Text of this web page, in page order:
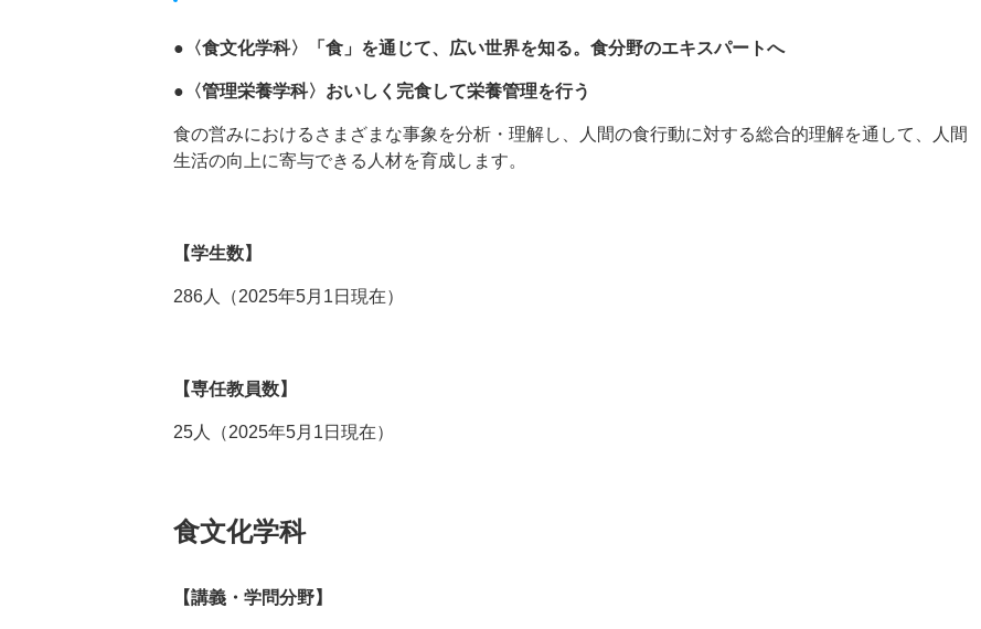
●〈食文化学科〉「食」を通じて、広い世界を知る。食分野のエキスパートへ
●〈管理栄養学科〉おいしく完食して栄養管理を行う
食の営みにおけるさまざまな事象を分析・理解し、人間の食行動に対する総合的理解を通して、人間
生活の向上に寄与できる人材を育成します。
【学生数】
286人（2025年5月1日現在）
【専任教員数】
25人（2025年5月1日現在）
食文化学科
【講義・学問分野】